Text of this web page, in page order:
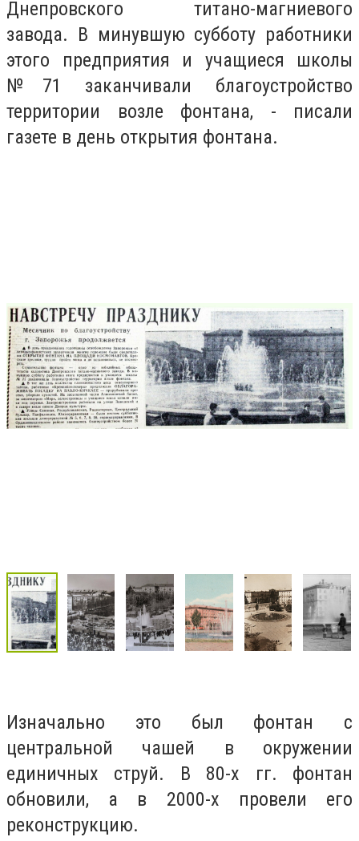
Днепровского титано-магниевого
завода. В минувшую субботу работники
этого предприятия и учащиеся школы
№71 заканчивали благоустройство
территории возле фонтана, - писали
газете в день открытия фонтана.
Изначально это был фонтан с
центральной чашей в окружении
единичных струй. В 80-х гг. фонтан
обновили, а в 2000-х провели его
реконструкцию.